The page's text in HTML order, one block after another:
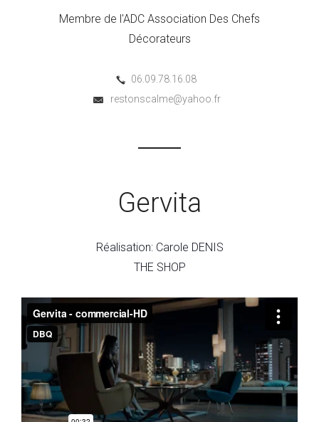
Membre de l'ADC Association Des Chefs
Décorateurs
06.09.78.16.08
restonscalme@yahoo.fr
Gervita
Réalisation: Carole DENIS
THE SHOP